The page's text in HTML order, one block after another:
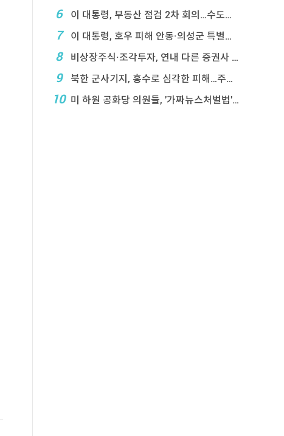
6 이 대통령, 부동산 점검 2차 회의…수도권 공급대책 ...
7 이 대통령, 호우 피해 안동·의성군 특별재난지역 선포
8 비상장주식·조각투자, 연내 다른 증권사 계좌 거래 ...
9 북한 군사기지, 홍수로 심각한 피해…주택 수백채 파괴
10 미 하원 공화당 의원들, '가짜뉴스처벌법' 항의 서한